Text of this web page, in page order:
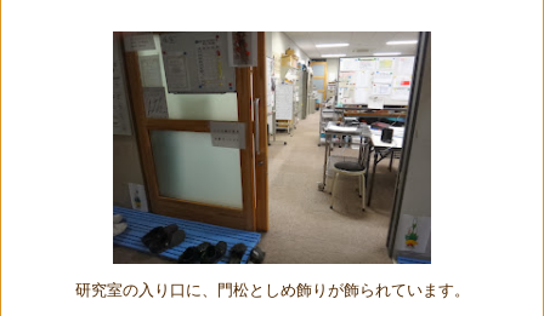
研究室の入り口に、門松としめ飾りが飾られています。